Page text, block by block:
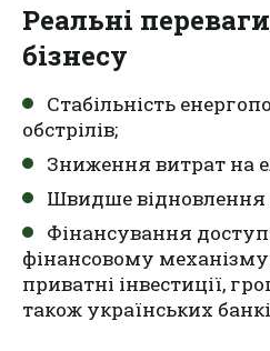
Реальні
бізнесу
Стабільність
обстрілів;
Зниження витрат на
Швидше відновлення
Фінансування
фінансовому
приватні інвестиції,
також українських